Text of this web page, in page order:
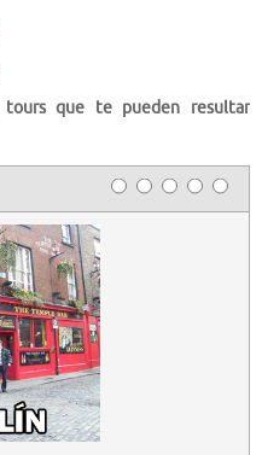
que te pueden resultar